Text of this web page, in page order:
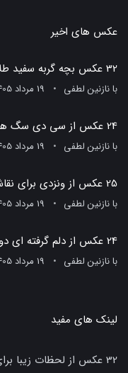
عکس های اخیر
32 عکس بچه گربه سفید طلایی که قلبتان را میبرد
بانازنین لطفی 19 مرداد 1405
24 عکس از سی دی سگ های نگهبان و بهترین لحظات شیرین آن‌ها
بانازنین لطفی 19 مرداد 1405
25 عکس از ونزدی برای نقاشی ساده و شگفت‌انگیز
بانازنین لطفی 19 مرداد 1405
24 عکس از دلم گرفته ای دوست هوای گریه
بانازنین لطفی 19 مرداد 1405
لینک های مفید
32 عکس از لحظات زیبا برای پروفایل شما